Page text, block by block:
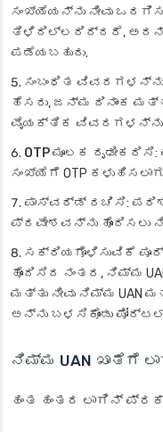
ಸಂಖ್ಯೆಯನ್ನು ನೀವು
ತಿಳಿದಿಲ್ಲದಿದ್ದರೆ,
ಪಡೆಯಬಹುದು.
ಸಂಬಂಧಿತ
ಹೆಸರು, ಜನ್ಮ ದಿನಾಂಕ
ವೈಯಕ್ತಿಕ ವಿವರಗಳನ್ನು
OTP ಮೂಲಕ ದೃಢೀಕರಿಸಿ:
ಸಂಖ್ಯೆಗೆ OTP
ಪಾಸ್‌ವರ್ಡ್ ರಚಿಸಿ:
ಪ್ರವೇಶವನ್ನು ಹೊಂದಿಸಲು
ಸಕ್ರಿಯಗೊಳಿಸುವಿಕೆ
ಹೊಂದಿಸಿದ ನಂತರ, ನಿಮ್ಮ
ಮತ್ತು ನೀವು ನಿಮ್ಮ UAN
ಅನ್ನು ಬಳಸಿಕೊಂಡು
ನಿಮ್ಮ UAN ಖಾತೆಗೆ
ಹಂತ ಹಂತದ ಲಾಗಿನ್